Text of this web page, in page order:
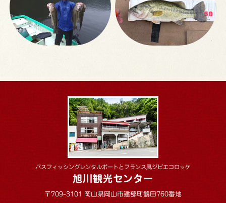
バスフィッシングレンタルボートとフランス風ジビエコロッケ
旭川観光センター
〒709-3101 岡山県岡山市建部町鶴田760番地